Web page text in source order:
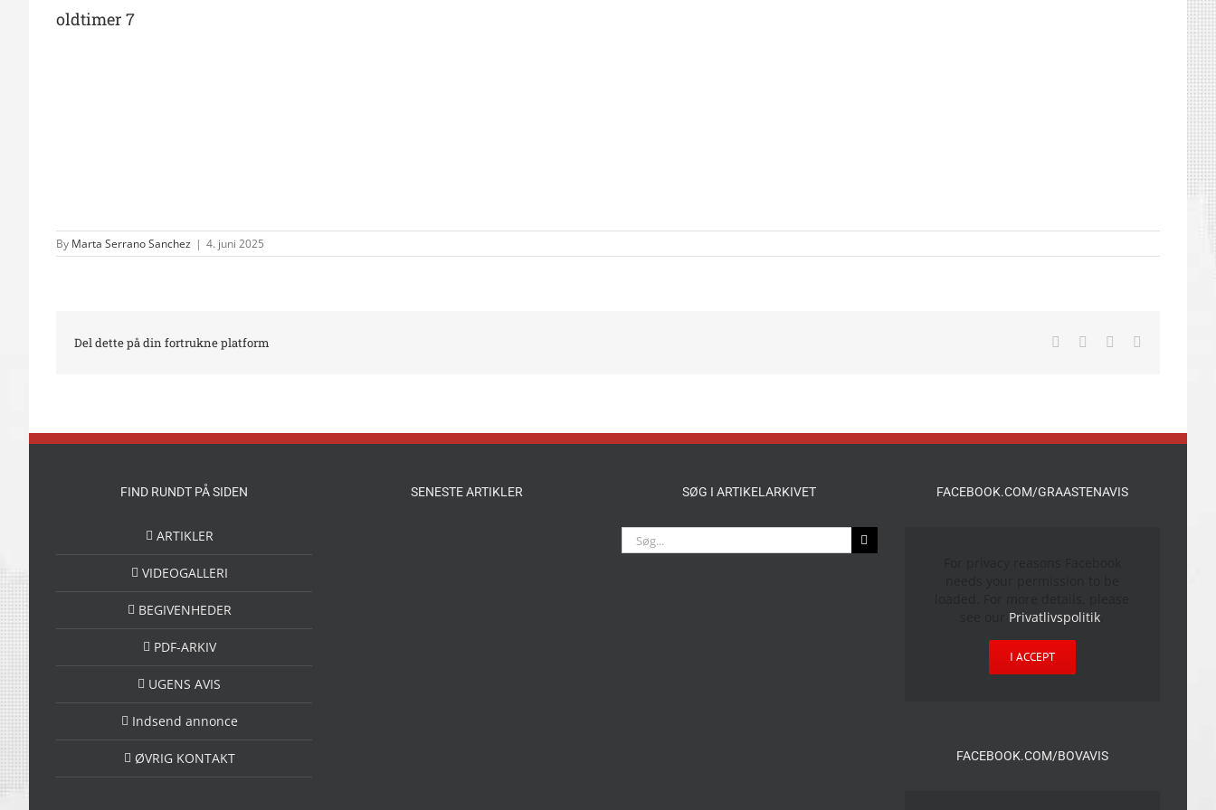
oldtimer 7
By Marta Serrano Sanchez | 4. juni 2025
Del dette på din fortrukne platform Facebook LinkedIn
FIND RUNDT PÅ SIDEN
ARTIKLER
VIDEOGALLERI
BEGIVENHEDER
PDF-ARKIV
UGENS AVIS
Indsend annonce
ØVRIG KONTAKT
SENESTE ARTIKLER SØG I ARTIKELARKIVET
Søg
efter:
FACEBOOK.COM/GRAASTENAVIS
Privatlivspolitik
I ACCEPT
FACEBOOK.COM/BOVAVIS